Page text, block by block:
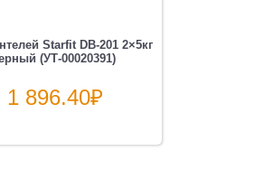
Starfit DB-201 2×5кг
(УТ-00020391)
1 896.40₽